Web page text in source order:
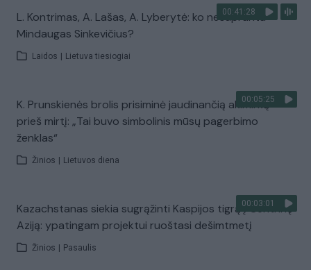
00:41:28
L. Kontrimas, A. Lašas, A. Lyberytė: ko nesupranta
Mindaugas Sinkevičius?
Laidos Lietuva tiesiogiai
00:05:25
K. Prunskienės brolis prisiminė jaudinančią akimirką
prieš mirtį: „Tai buvo simbolinis mūsų pagerbimo
ženklas“
Žinios Lietuvos diena
00:03:01
Kazachstanas siekia sugrąžinti Kaspijos tigrą į Centrinę
Aziją: ypatingam projektui ruoštasi dešimtmetį
Žinios Pasaulis